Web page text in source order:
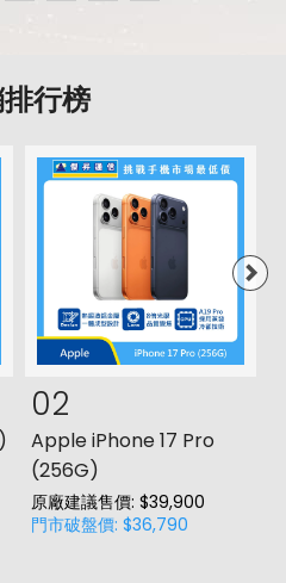
行榜
02
Apple iPhone 17 Pro
(256G)
原廠建議售價: $39,900
門市破盤價: $36,790